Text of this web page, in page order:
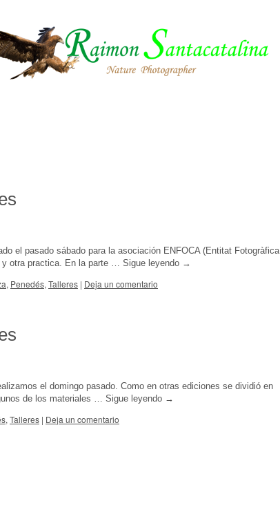
el pasado sábado para la asociación ENFOCA (Entitat Fotogràfica
y otra practica. En la parte … Sigue leyendo →
, Penedés, Talleres | Deja un comentario
el domingo pasado. Como en otras ediciones se dividió en
de los materiales … Sigue leyendo →
, Talleres | Deja un comentario